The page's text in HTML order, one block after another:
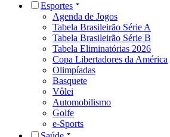
Esportes
Agenda de Jogos
Tabela Brasileirão Série A
Tabela Brasileirão Série B
Tabela Eliminatórias 2026
Copa Libertadores da América
Olimpíadas
Basquete
Vôlei
Automobilismo
Golfe
e-Sports